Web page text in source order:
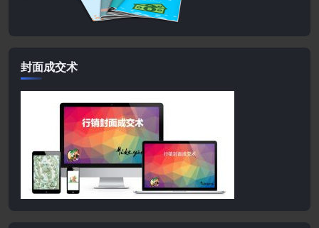
封面成交术